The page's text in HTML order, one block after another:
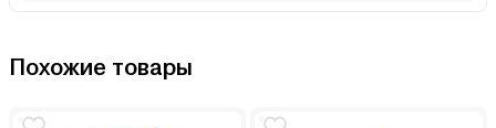
Похожие товары